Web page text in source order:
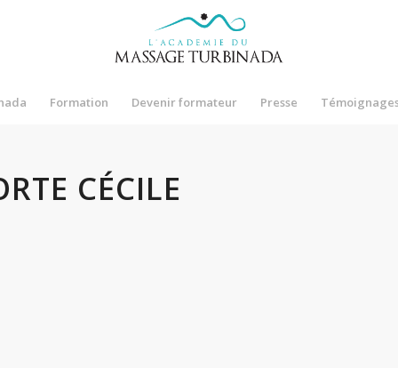
Formation Devenir formateur Presse
CÉCILE